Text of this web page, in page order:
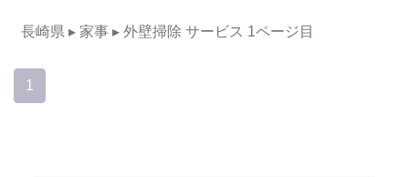
長崎県 ▸ 家事 ▸ 外壁掃除 サービス 1ページ目
1